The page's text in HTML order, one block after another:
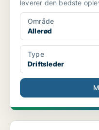
leverer den bedste
Område
Allerød
Type
Driftsleder
Driftsleder - Vedbæk